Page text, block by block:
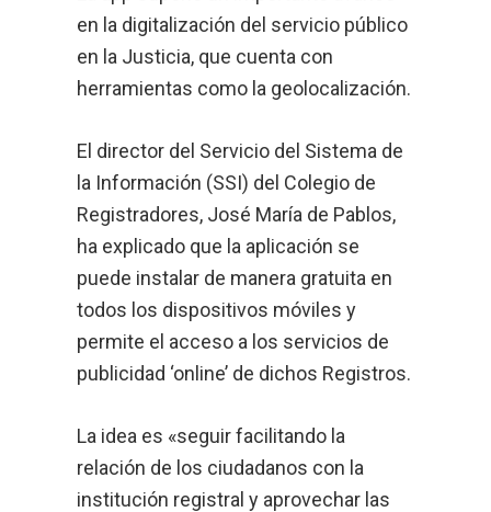
en la digitalización del servicio público
en la Justicia, que cuenta con
herramientas como la geolocalización.
El director del Servicio del Sistema de
la Información (SSI) del Colegio de
Registradores, José María de Pablos,
ha explicado que la aplicación se
puede instalar de manera gratuita en
todos los dispositivos móviles y
permite el acceso a los servicios de
publicidad ‘online’ de dichos Registros.
La idea es «seguir facilitando la
relación de los ciudadanos con la
institución registral y aprovechar las